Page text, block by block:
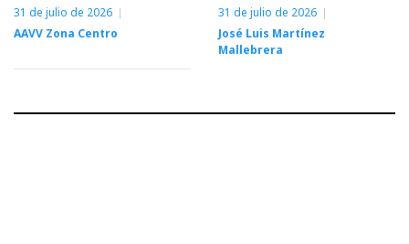
31 de julio de 2026
AAVV Zona Centro
31 de julio de 2026
José Luis Martínez
Mallebrera